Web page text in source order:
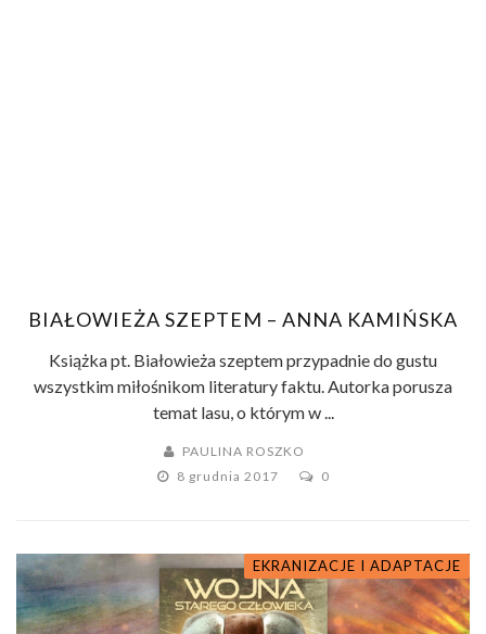
BIAŁOWIEŻA SZEPTEM – ANNA KAMIŃSKA
Książka pt. Białowieża szeptem przypadnie do gustu
wszystkim miłośnikom literatury faktu. Autorka porusza
temat lasu, o którym w ...
PAULINA ROSZKO
8 grudnia 2017
0
EKRANIZACJE I ADAPTACJE